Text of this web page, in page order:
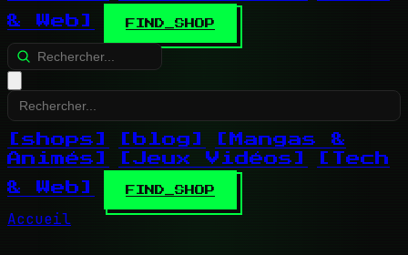
& Web]
FIND_SHOP
[shops] [blog]
[Mangas &
Animés]
[Jeux Vidéos]
[Tech
& Web]
FIND_SHOP
Accueil